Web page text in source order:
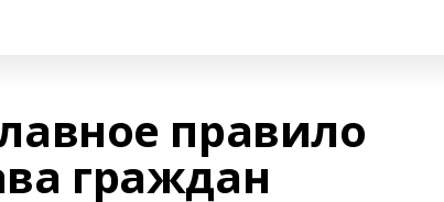
правило
граждан